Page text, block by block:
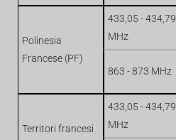
Polinesia
Francese (PF)
433,05 - 434,79
MHz
863 - 873 MHz
Territori francesi
433,05 - 434,79
MHz